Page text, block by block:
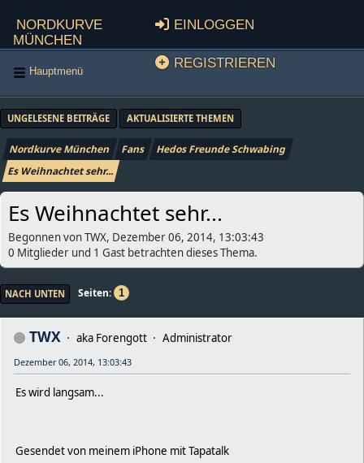
Nordkurve
München
Einloggen
Registrieren
Hauptmenü
UNGELESENE BEITRÄGE AKTUALISIERTE THEMEN
Nordkurve München Fans
Hedos Freunde Schwabing
Es Weihnachtet sehr...
Es Weihnachtet sehr...
Begonnen von TWX, Dezember 06, 2014, 13:03:43
0 Mitglieder und 1 Gast betrachten dieses Thema.
NACH UNTEN Seiten 1
TWX aka Forengott Administrator
Dezember 06, 2014, 13:03:43
Es wird langsam...
Gesendet von meinem iPhone mit Tapatalk